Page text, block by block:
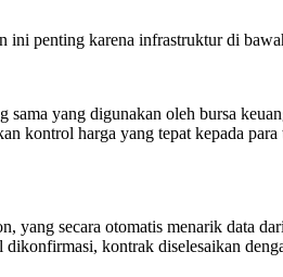
ini penting karena infrastruktur di
yang digunakan oleh bursa
kontrol harga yang tepat kepada
secara otomatis menarik data
kontrak diselesaikan